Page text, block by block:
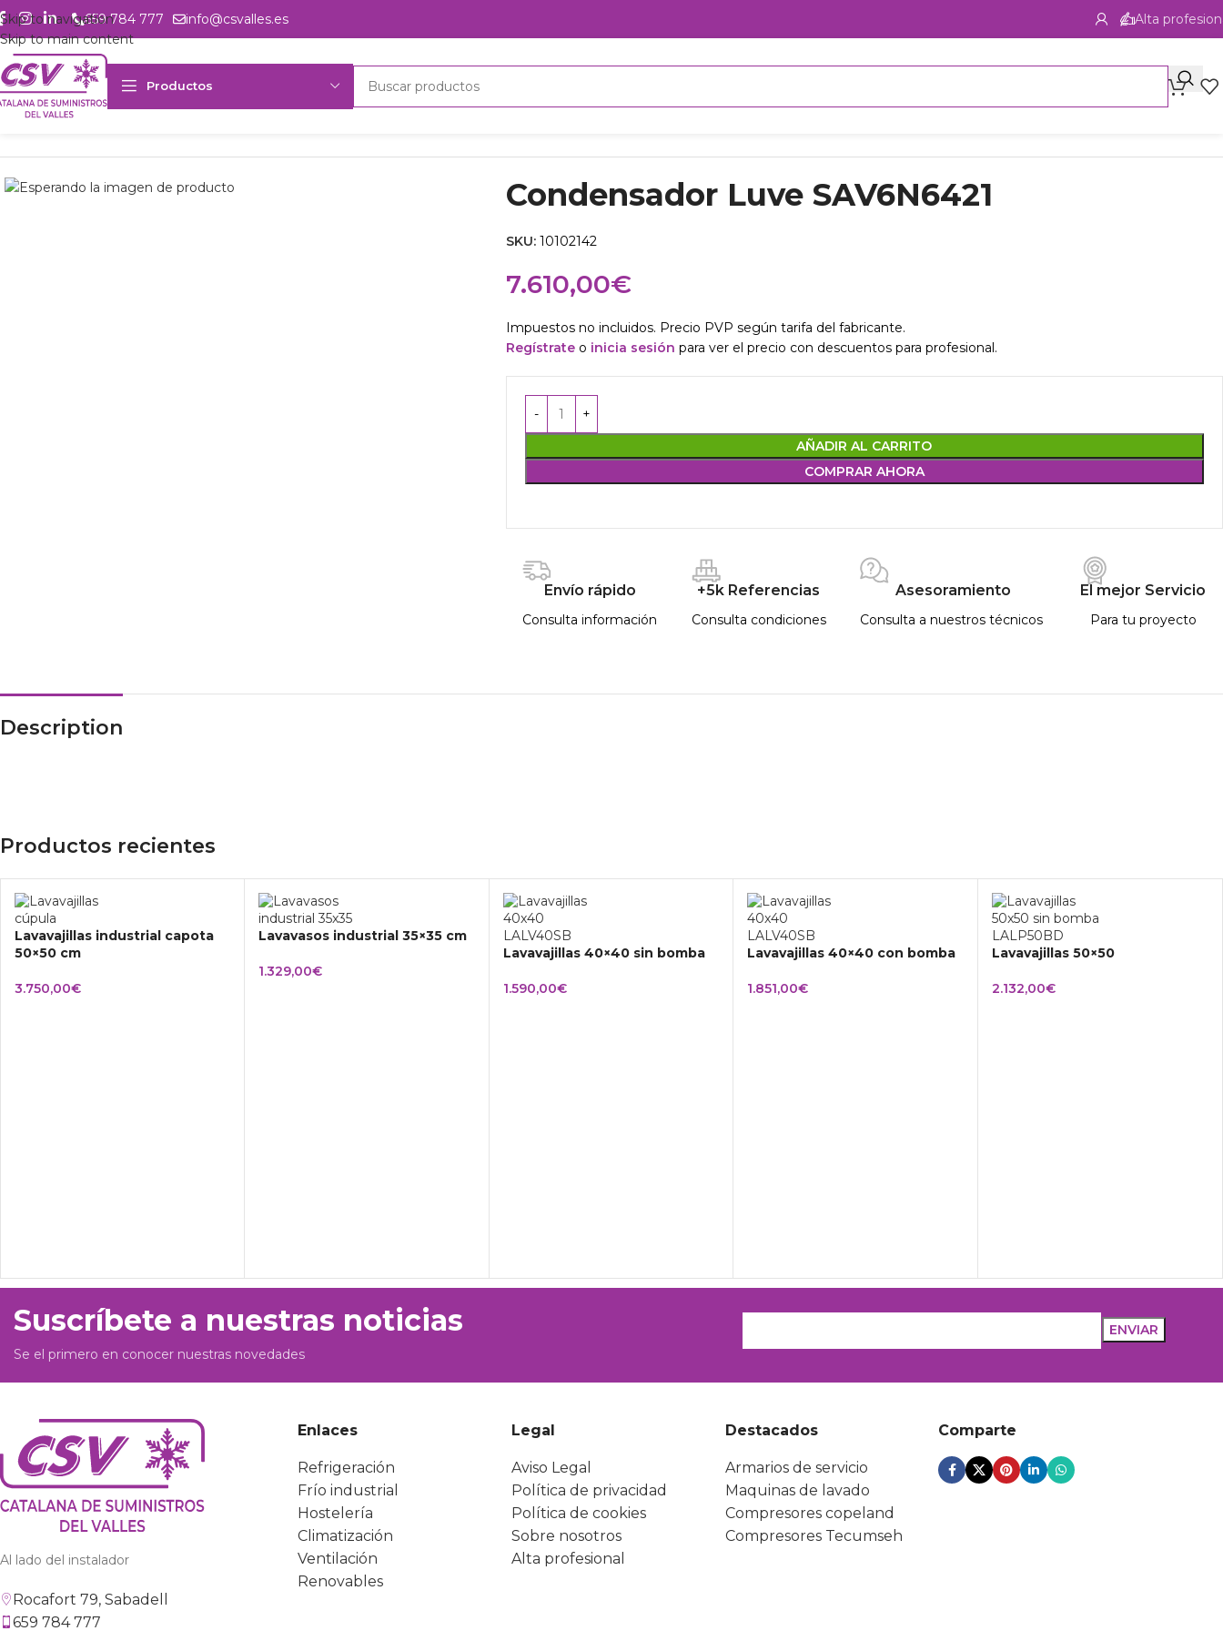
Skip to navigation
Skip to main content
659 784 777 info@csvalles.es Alta
Productos
Inicio Productos
Condensador Luve SAV6N6421
SKU: 10102142
7.610,00€
Impuestos no incluidos. Precio PVP según tarifa del fabricante.
Regístrateo inicia sesión para ver el precio con descuentos para profesional.
AÑADIR AL CARRITO
COMPRAR AHORA
Envío rápido
Consulta información
+5k Referencias
Consulta condiciones
Asesoramiento
Consulta a nuestros técnicos
El mejor Servicio
Para tu proyecto
Description
Productos recientes
Lavavajillas industrial capota
50×50 cm
3.750,00€
Lavavasos industrial 35×35 cm
1.329,00€
Lavavajillas 40×40 sin bomba
1.590,00€
Lavavajillas 40×40 con bomba
1.851,00€
Lavavajillas 50×50
2.132,00€
Suscríbete a nuestras noticias
Se el primero en conocer nuestras novedades
Al lado del instalador
Rocafort 79, Sabadell
659 784 777
Enlaces
Refrigeración
Frío industrial
Hostelería
Climatización
Ventilación
Renovables
Legal
Aviso Legal
Política de privacidad
Política de cookies
Sobre nosotros
Alta profesional
Destacados
Armarios de servicio
Maquinas de lavado
Compresores copeland
Compresores Tecumseh
Comparte